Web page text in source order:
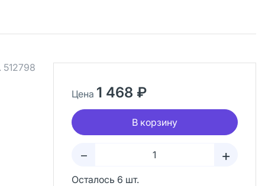
512798
Цена 1 468 ₽
В корзину
– +
Осталось 6 шт.